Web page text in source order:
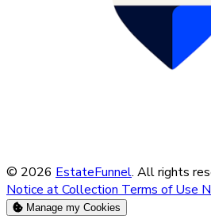
© 2026 EstateFunnel. All rights
Notice at Collection Terms of Use
Manage my Cookies